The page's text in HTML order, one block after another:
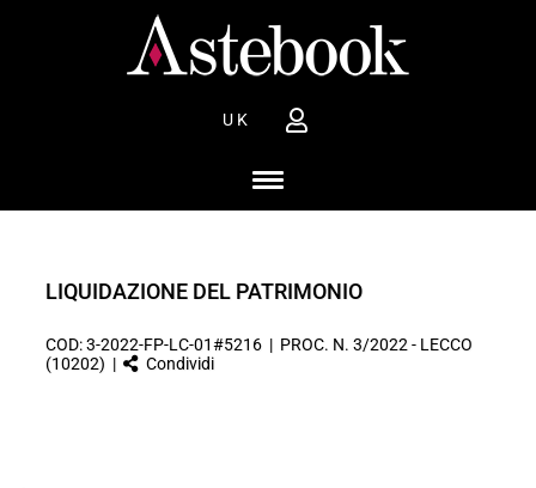
UK
LIQUIDAZIONE DEL PATRIMONIO
COD: 3-2022-FP-LC-01#5216 | PROC. N. 3/2022 - LECCO
(10202) |
Condividi